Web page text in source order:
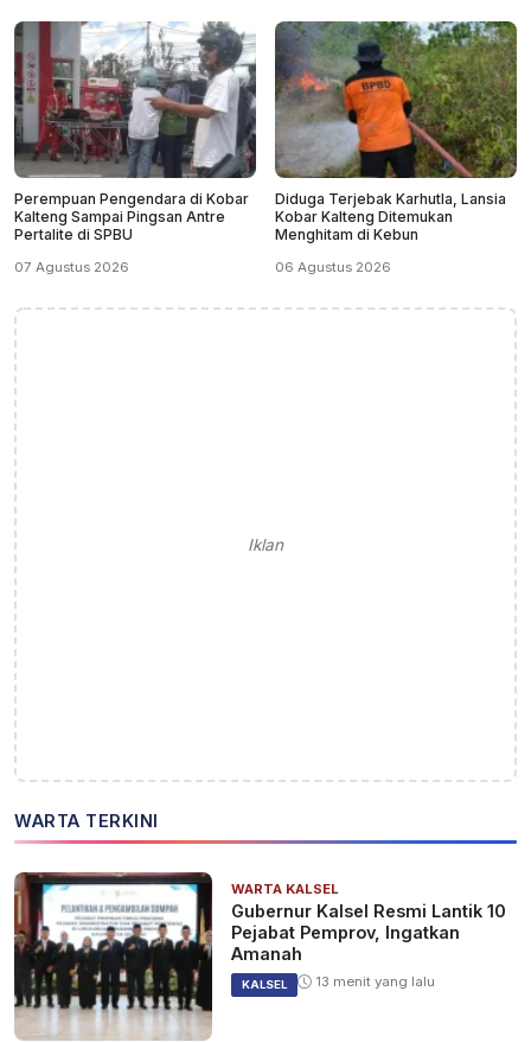
Perempuan Pengendara di Kobar
Kalteng Sampai Pingsan Antre
Pertalite di SPBU
07 Agustus 2026
Diduga Terjebak Karhutla, Lansia
Kobar Kalteng Ditemukan
Menghitam di Kebun
06 Agustus 2026
Iklan
WARTA TERKINI
WARTA KALSEL
Gubernur Kalsel Resmi Lantik 10
Pejabat Pemprov, Ingatkan
Amanah
KALSEL 13 menit yang lalu